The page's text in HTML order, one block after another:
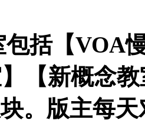
括【VOA
】【新概念
。版主每